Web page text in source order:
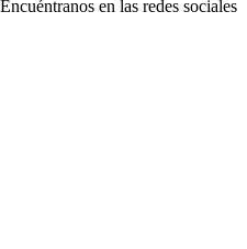
Encuéntranos en las redes sociales